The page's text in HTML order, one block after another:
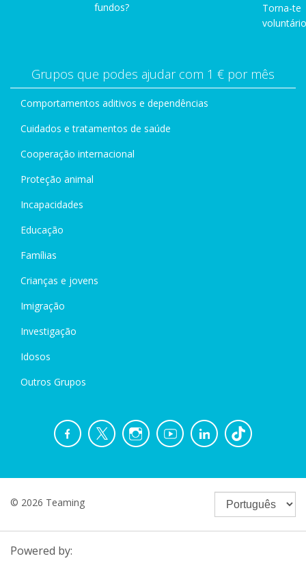
fundos?
Torna-te
Grupos que podes ajudar com 1 € por mês
Comportamentos aditivos e dependências
Cuidados e tratamentos de saúde
Cooperação internacional
Proteção animal
Incapacidades
Educação
Famílias
Crianças e jovens
Imigração
Investigação
Idosos
Outros Grupos
© 2026 Teaming
Powered by: